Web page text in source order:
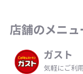
店舗のメニ
ガスト
気軽にご利